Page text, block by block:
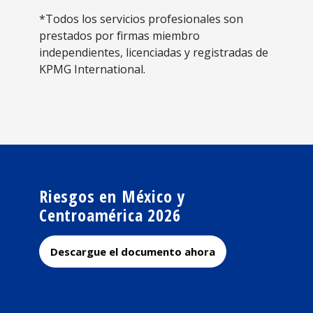
*Todos los servicios profesionales son
prestados por firmas miembro
independientes, licenciadas y registradas de
KPMG International.
Riesgos en México y
Centroamérica 2026
Descargue el documento ahora